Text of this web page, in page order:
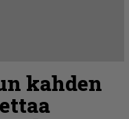
kahden